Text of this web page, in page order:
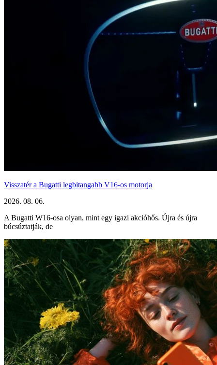
Visszatér a Bugatti legbitangabb V16-os motorja
2026. 08. 06.
A Bugatti W16-osa olyan, mint egy igazi akcióhős. Újra és újra
búcsúztatják, de